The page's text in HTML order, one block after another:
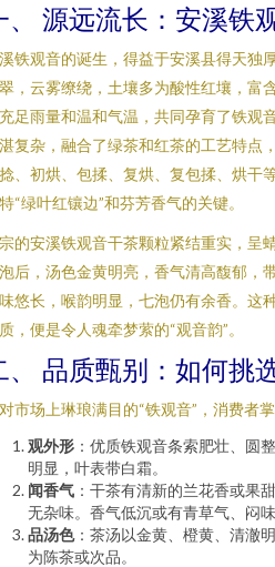
、 源远流长：安溪铁
铁观音的诞生，得益于安溪县得天独
，云雾缭绕，土壤多为酸性红壤，富
足雨量和温和气温，共同孕育了铁观
复杂，融合了绿茶和红茶的工艺特点
、初烘、包揉、复烘、复包揉、烘干
“绿叶红镶边”和芬芳香气的关键。
的安溪铁观音干茶颗粒紧结重实，呈
后，汤色金黄明亮，香气清高馥郁，
悠长，喉韵明显，七泡仍有余香。这
，便是令人魂牵梦萦的“观音韵”。
、 品质甄别：如何挑
市场上琳琅满目的“铁观音”，消费者
观外形 ：优质铁观音条索肥壮、圆
明显，叶表带白霜。
闻香气 ：干茶有清新的兰花香或果
无杂味。香气低沉或有青草气、闷
品汤色：茶汤以金黄、橙黄、清澈
为陈茶或次品。